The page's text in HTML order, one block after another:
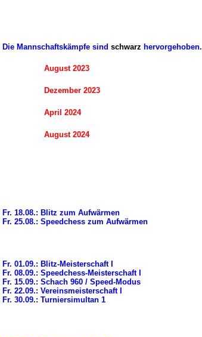
Die Mannschaftskämpfe sind schwarz hervorgehoben.
August 2023
Dezember 2023
April 2024
August 2024
Fr. 18.08.: Blitz zum Aufwärmen
Fr. 25.08.: Speedchess zum Aufwärmen
Fr. 01.09.: Blitz-Meisterschaft I
Fr. 08.09.: Speedchess-Meisterschaft I
Fr. 15.09.: Schach 960 / Speed-Modus
Fr. 22.09.: Vereinsmeisterschaft I
Fr. 30.09.: Turniersimultan 1